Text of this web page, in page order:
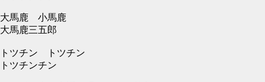
大馬鹿 小馬鹿
大馬鹿三五郎
トツチン トツチン
トツチンチン